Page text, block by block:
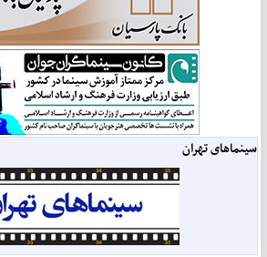
سینماهای تهران